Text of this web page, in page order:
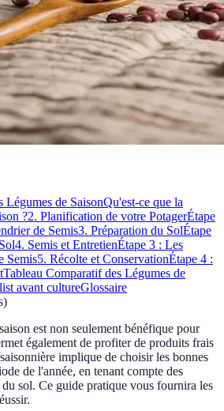
Légumes de SaisonQu'est-ce que la
?2. Planification de votre PotagerÉtape
de Semis3. Préparation du SolÉtape
4. Semis et EntretienÉtape 3 : Les
Semis5. Récolte et ConservationÉtape 4 :
Tableau Comparatif des Légumes de
avant cultureGlossaire
)
est non seulement bénéfique pour
également de profiter de produits frais
implique de choisir les bonnes
de l'année, en tenant compte des
sol. Ce guide pratique vous fournira les